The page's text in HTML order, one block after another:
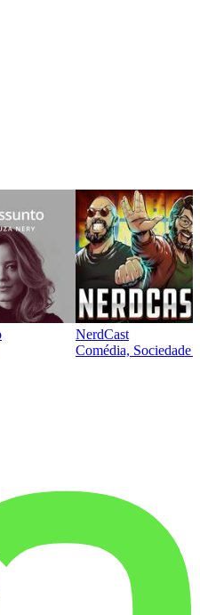
NerdCast
Comédia, Sociedade